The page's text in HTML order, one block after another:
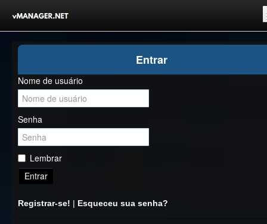
Competições
Comunidade
Notícias
Clubes Livres
Entrar
Nome de usuário
Senha
Lembrar
Entrar
Registrar-se! | Esqueceu sua senha?